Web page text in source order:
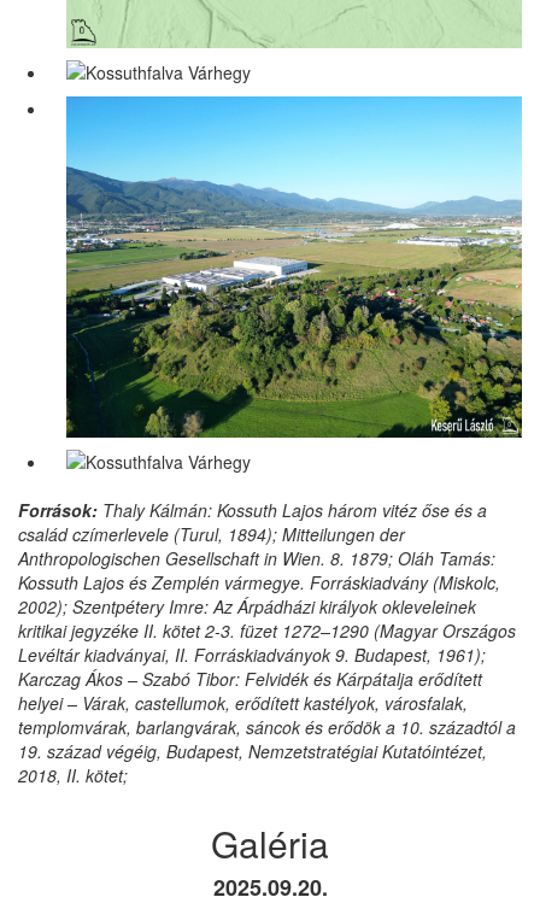
Források: Thaly Kálmán: Kossuth Lajos három vitéz őse és a
család czímerlevele (Turul, 1894); Mitteilungen der
Anthropologischen Gesellschaft in Wien. 8. 1879; Oláh Tamás:
Kossuth Lajos és Zemplén vármegye. Forráskiadvány (Miskolc,
2002); Szentpétery Imre: Az Árpádházi királyok okleveleinek
kritikai jegyzéke II. kötet 2-3. füzet 1272–1290 (Magyar Országos
Levéltár kiadványai, II. Forráskiadványok 9. Budapest, 1961);
Karczag Ákos – Szabó Tibor: Felvidék és Kárpátalja erődített
helyei – Várak, castellumok, erődített kastélyok, városfalak,
templomvárak, barlangvárak, sáncok és erődök a 10. századtól a
19. század végéig, Budapest, Nemzetstratégiai Kutatóintézet,
2018, II. kötet;
Galéria
2025.09.20.